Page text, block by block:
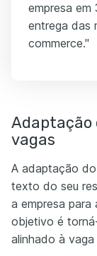
empresa
entrega das
commerce."
Adaptação
vagas
A adaptação
texto do seu
a empresa
objetivo é
alinhado à